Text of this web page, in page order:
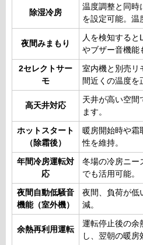
除湿冷房
温度調整と同時
を設定可能。温
夜間みまもり
人を検知すると
やブザー音機能
2セレクトサー
モ
室内機と別売リ
間近くの温度を
高天井対応
天井が高い空間
ます。
ホットスタート
（除霜後）
暖房開始時や霜
性を維持。
年間冷房運転対
応
冬場の冷房ニー
でも活用可能。
夜間自動低騒音
機能（室外機）
夜間、負荷が低
減。
余熱再利用運転
運転停止後の余
し、翌朝の暖房